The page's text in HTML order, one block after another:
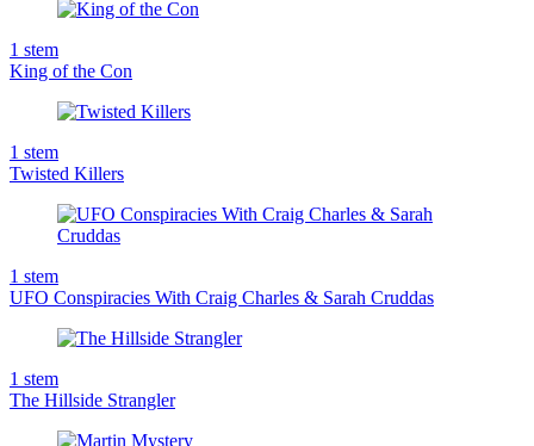
1 stem
King of the Con
1 stem
Twisted Killers
1 stem
UFO Conspiracies With Craig Charles & Sarah Cruddas
1 stem
The Hillside Strangler